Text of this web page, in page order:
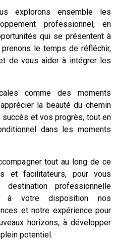
explorons ensemble les
professionnel, en
qui se présentent à
le temps de réfléchir,
de vous aider à intégrer les
comme des moments
la beauté du chemin
et vos progrès, tout en
dans les moments
tout au long de ce
et facilitateurs, pour vous
destination professionnelle
à votre disposition nos
et notre expérience pour
horizons, à développer
potentiel.